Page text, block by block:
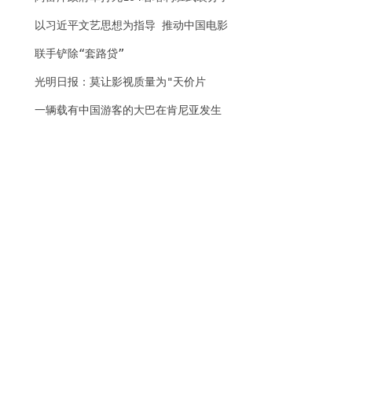
以习近平文艺思想为指导 推动中国电影
教育向世界一流迈进
联手铲除“套路贷”
光明日报：莫让影视质量为"天价片
酬"买单
一辆载有中国游客的大巴在肯尼亚发生